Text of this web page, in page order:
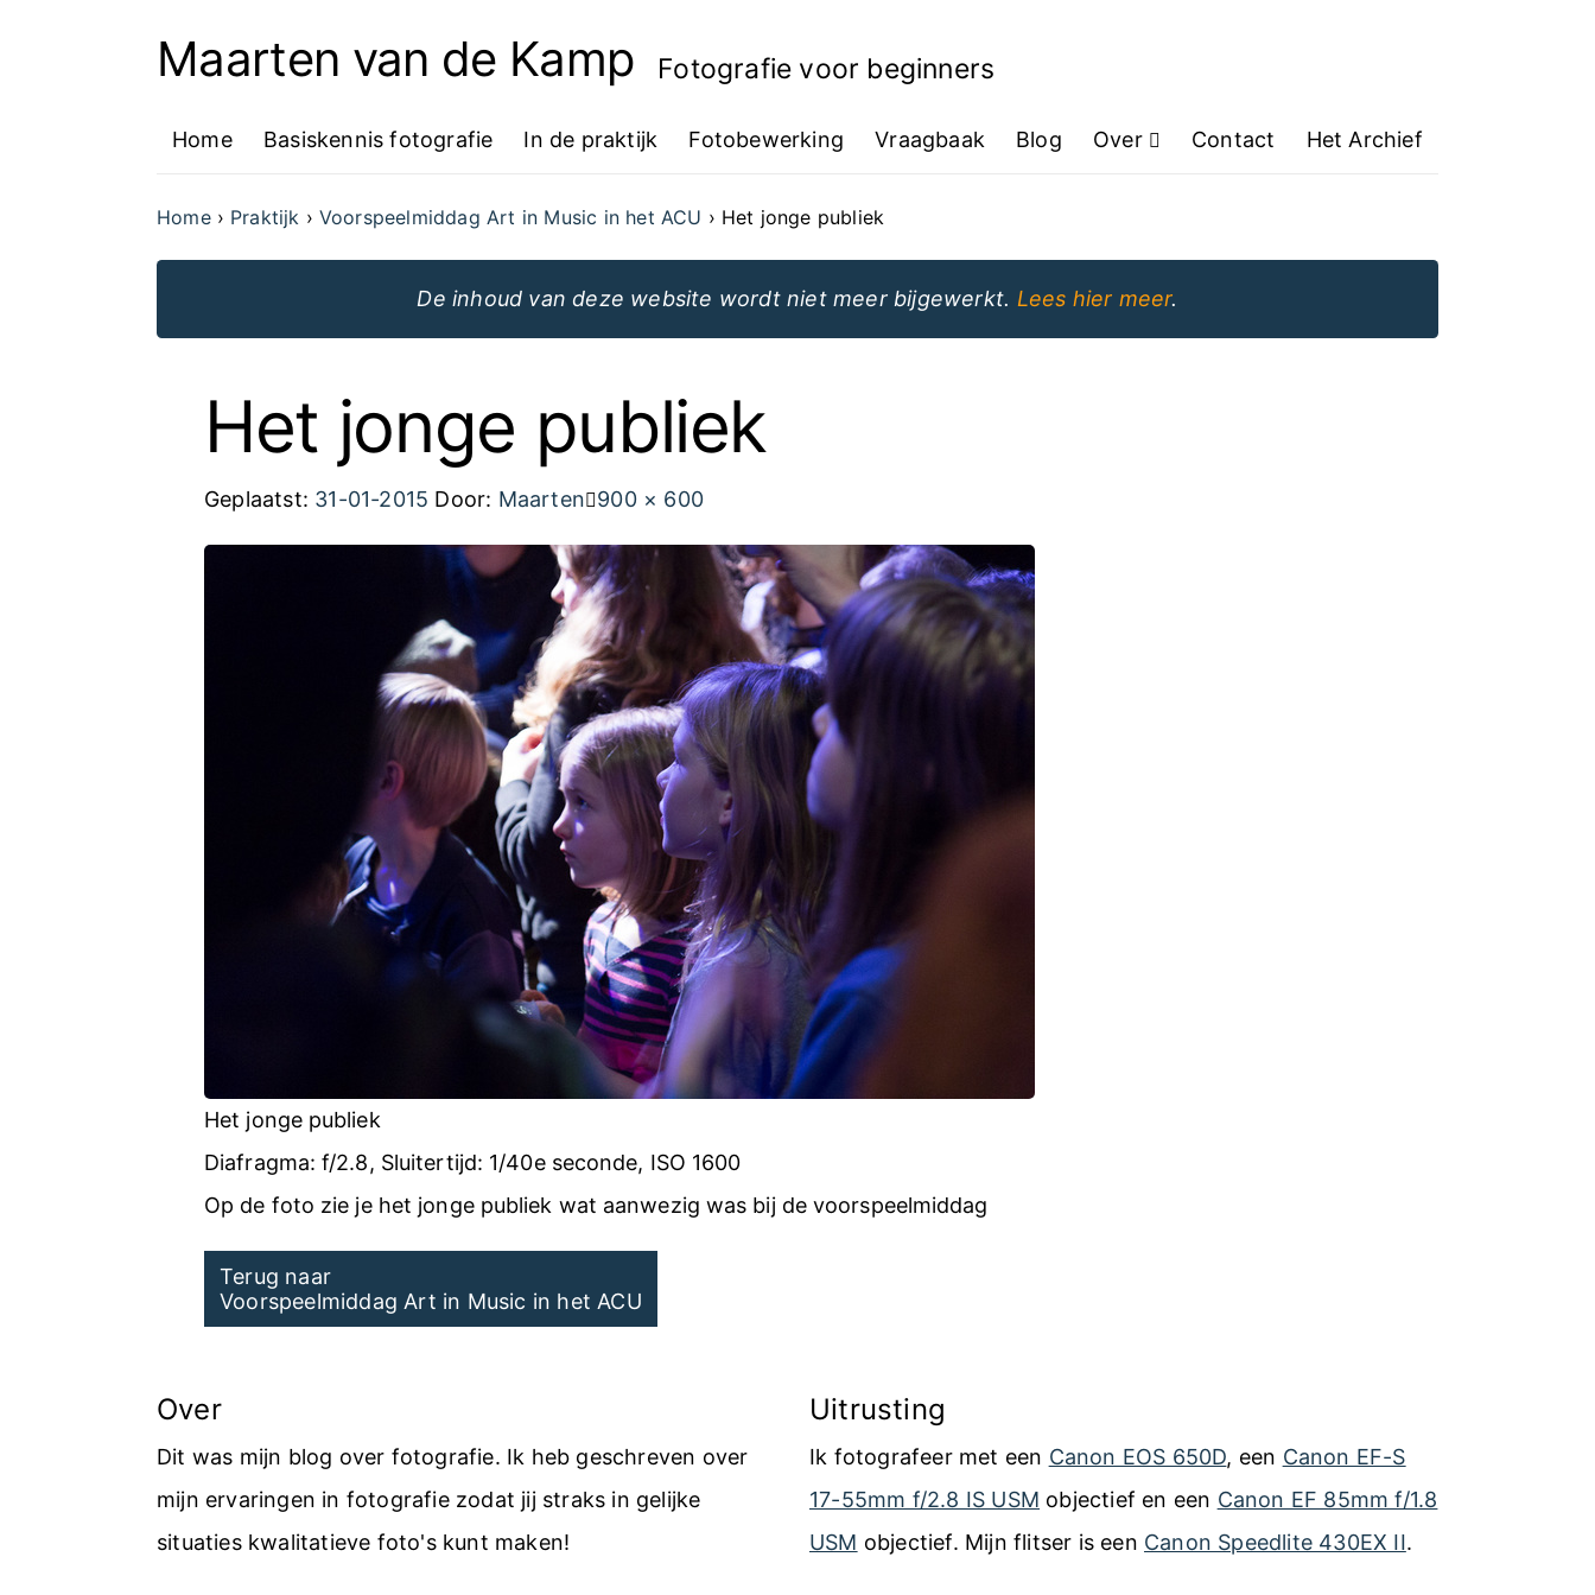
Ga
de
van
de
Maarten van de Kamp Fotografie voor beginners
Home Basiskennis fotografie In de praktijk Fotobewerking Vraagbaak Blog Over Contact Het Archief
Home Praktijk Voorspeelmiddag Art in Music in het ACU Het jonge publiek
De inhoud van deze website wordt niet meer bijgewerkt. Lees hier meer.
Het jonge publiek
Geplaatst: 31-01-2015 Door: Maarten Volledige
grootte
900 × 600
Het jonge publiek
Diafragma: f/2.8, Sluitertijd: 1/40e seconde, ISO 1600
Op de foto zie je het jonge publiek wat aanwezig was bij de voorspeelmiddag
Post
navigation
Terug naar
Voorspeelmiddag Art in Music in het ACU
Over
Dit was mijn blog over fotografie. Ik heb geschreven over
mijn ervaringen in fotografie zodat jij straks in gelijke
situaties kwalitatieve foto's kunt maken!
Uitrusting
Ik fotografeer met een Canon EOS 650D, een Canon EF-S
17-55mm f/2.8 IS USM objectief en een Canon EF 85mm f/1.8
USM objectief. Mijn flitser is een Canon Speedlite 430EX II.